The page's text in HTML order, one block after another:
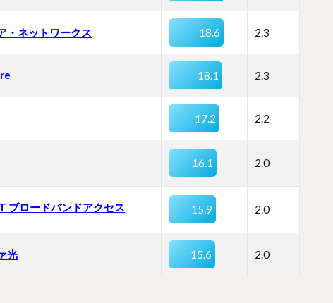
・ネットワークス 18.6 2.3
18.1 2.3
17.2 2.2
16.1 2.0
ブロードバンドアクセス 15.9 2.0
光 15.6 2.0